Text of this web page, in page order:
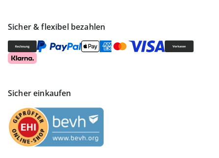
Sicher & flexibel bezahlen
Sicher einkaufen